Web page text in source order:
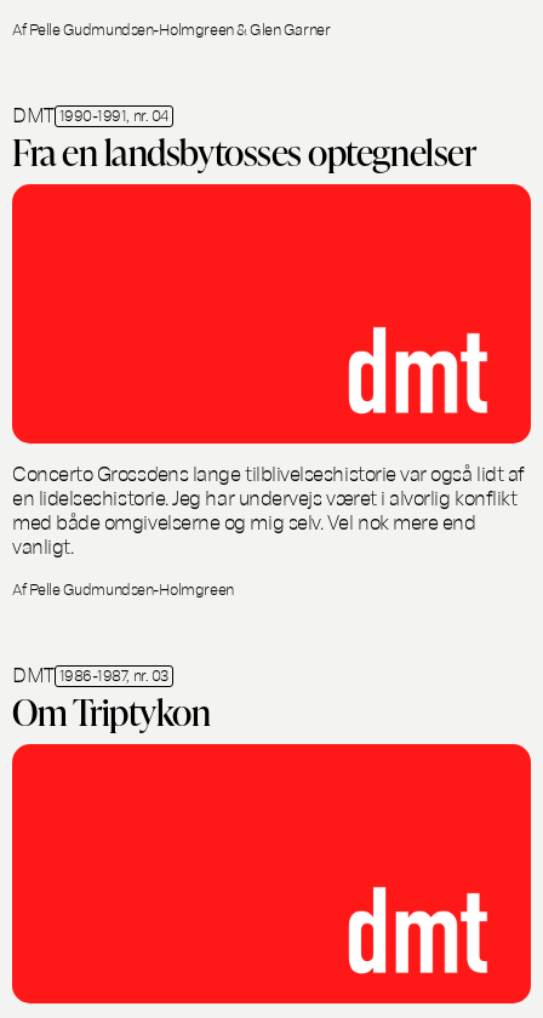
Af Pelle Gudmundsen-Holmgreen & Glen Garner
DMT 1990-1991, nr. 04
Fra en landsbytosses optegnelser
Concerto Grosso'ens lange tilblivelseshistorie var også lidt af
en lidelseshistorie. Jeg har undervejs været i alvorlig konflikt
med både omgivelserne og mig selv. Vel nok mere end
vanligt.
Af Pelle Gudmundsen-Holmgreen
DMT 1986-1987, nr. 03
Om Triptykon